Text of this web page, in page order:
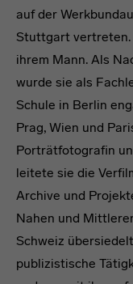
auf der
Stuttgart vertreten.
ihrem Mann. Als
wurde sie als
Schule in Berlin
Prag, Wien und
Porträtfotografin
leitete sie die
Archive und
Nahen und
Schweiz
publizistische